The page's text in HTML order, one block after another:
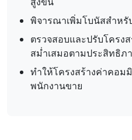
พิจารณาเพิ่มโบนัสสำหรั
ตรวจสอบและปรับโครง
สม่ำเสมอตามประสิทธิภ
ทำให้โครงสร้างค่าคอม
พนักงานขาย